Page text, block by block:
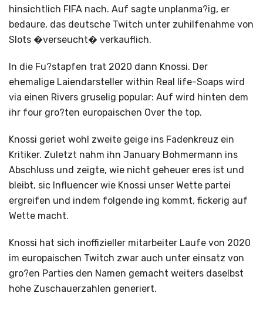
hinsichtlich FIFA nach. Auf sagte unplanma?ig, er
bedaure, das deutsche Twitch unter zuhilfenahme von
Slots �verseucht� verkauflich.
In die Fu?stapfen trat 2020 dann Knossi. Der
ehemalige Laiendarsteller within Real life-Soaps wird
via einen Rivers gruselig popular: Auf wird hinten dem
ihr four gro?ten europaischen Over the top.
Knossi geriet wohl zweite geige ins Fadenkreuz ein
Kritiker. Zuletzt nahm ihn January Bohmermann ins
Abschluss und zeigte, wie nicht geheuer eres ist und
bleibt, sic Influencer wie Knossi unser Wette partei
ergreifen und indem folgende ing kommt, fickerig auf
Wette macht.
Knossi hat sich inoffizieller mitarbeiter Laufe von 2020
im europaischen Twitch zwar auch unter einsatz von
gro?en Parties den Namen gemacht weiters daselbst
hohe Zuschauerzahlen generiert.